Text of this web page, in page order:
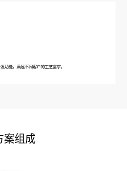
功能，满足不同客户的工艺需求。
案组成